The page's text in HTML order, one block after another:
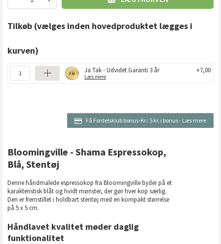
Tilkøb (vælges inden hovedproduktet lægges i
kurven)
Ja Tak - Udvidet Garanti 3 år
Læs mere
+7,00
Få Fordelsklub bonus-Kr.: 5 kr. i bonus- Læs mere
Bloomingville - Shama Espressokop,
Blå, Stentøj
Denne håndmalede espressokop fra Bloomingville byder på et
karakteristisk blåt og hvidt mønster, der gør hver kop særlig.
Den er fremstillet i holdbart stentøj med en kompakt størrelse
på 5 x 5 cm.
Håndlavet kvalitet møder daglig
funktionalitet